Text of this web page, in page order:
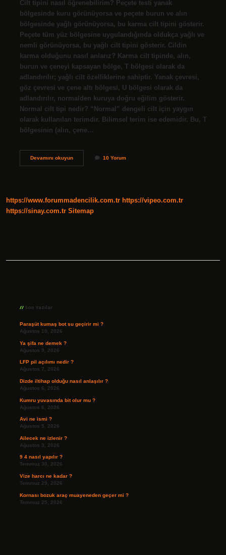
Cilt tipini nasıl öğrenebilirim? Peçete testi yanak
bölgesinde kuru görünüyorsa ve peçete burun ve alın
bölgesinde yağlı görünüyorsa, bu karma cilt tipini gösterir.
Peçete tüm yüz bölgesine uygulandığında oldukça yağlı ve
nemli görünüyorsa, bu yağlı cilt tipini gösterir. Cildin
karma olduğunu nasıl anlarız? Karma cilt tipinde, alın,
burun ve çeneyi kapsayan bölge, T bölgesi olarak da
adlandırılır; yağlı cilt özelliklerine sahiptir. Yanak çevresi,
göz çevresi ve çene altı bölgesi, U bölgesi olarak da
adlandırılır, normalden kuruya doğru eğilim gösterir.
Normal cilt tipi nedir? “Normal” dengeli cilt için yaygın
olarak kullanılan terimdir. Bilimsel terim ise edemidir. Bu, T
bölgesinin (alın, çene…
Devamını okuyunHangi
Anlarız
10 Yorum
https://www.forummadencilik.com.tr https://vipeo.com.tr
https://sinay.com.tr Sitemap
Son Yazılar
Paraşüt kumaş bot su geçirir mi ?
Ağustos 10, 2026
Ya şifa ne demek ?
Ağustos 9, 2026
LFP pil açılımı nedir ?
Ağustos 7, 2026
Dizde iltihap olduğu nasıl anlaşılır ?
Ağustos 6, 2026
Kumru yuvasında bit olur mu ?
Ağustos 6, 2026
Avi ne ismi ?
Ağustos 5, 2026
Ailecek ne izlenir ?
Ağustos 3, 2026
9 4 nasıl yapılır ?
Temmuz 30, 2026
Vize harcı ne kadar ?
Temmuz 29, 2026
Kornası bozuk araç muayeneden geçer mi ?
Temmuz 25, 2026